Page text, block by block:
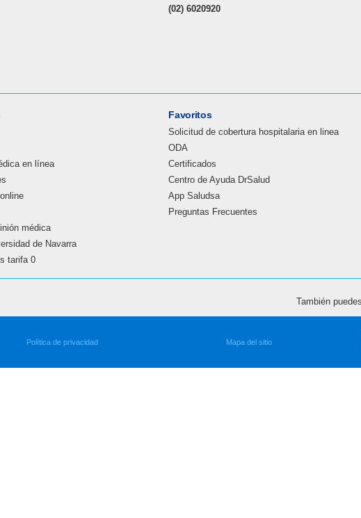
(02) 6020920
en línea
médica
de Navarra
tarifa 0
Favoritos
Solicitud de cobertura hospitalaria en linea
ODA
Certificados
Centro de Ayuda DrSalud
App Saludsa
Preguntas Frecuentes
También
Política de privacidad Mapa del sitio